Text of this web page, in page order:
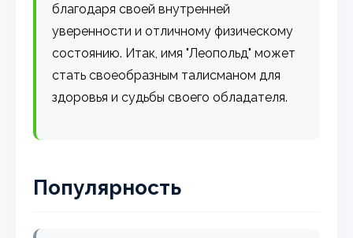
благодаря своей внутренней
уверенности и отличному физическому
состоянию. Итак, имя "Леопольд" может
стать своеобразным талисманом для
здоровья и судьбы своего обладателя.
Популярность